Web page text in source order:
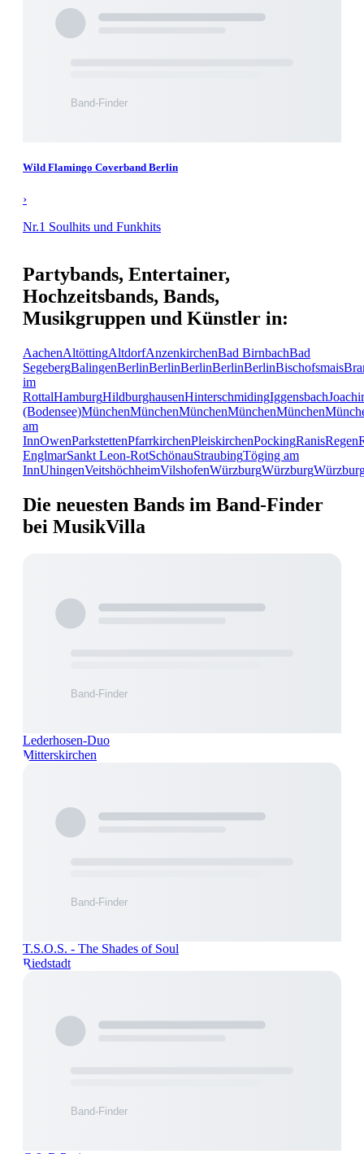
Wild Flamingo Coverband Berlin
›
Nr.1 Soulhits und Funkhits
Partybands, Entertainer,
Hochzeitsbands, Bands,
Musikgruppen und Künstler in:
AachenAltöttingAltdorfAnzenkirchenBad BirnbachBad
SegebergBalingenBerlinBerlinBerlinBerlinBerlinBischofsmais
im
RottalHamburgHildburghausenHinterschmidingIggensbach
(Bodensee)MünchenMünchenMünchenMünchenMünchen
am
InnOwenParkstettenPfarrkirchenPleiskirchenPockingRanisRegen
EnglmarSankt Leon-RotSchönauStraubingTöging am
InnUhingenVeitshöchheimVilshofenWürzburgWürzburg
Die neuesten Bands im Band-Finder
bei MusikVilla
Lederhosen-Duo
Mitterskirchen
T.S.O.S. - The Shades of Soul
Riedstadt